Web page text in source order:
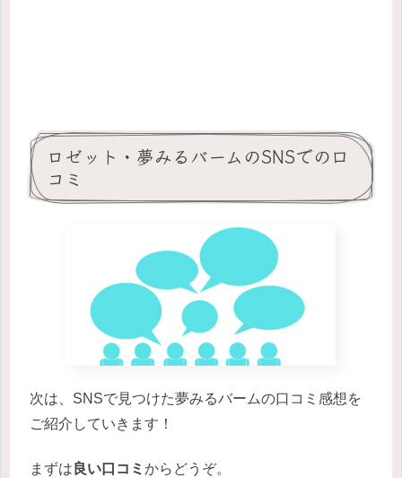
ロゼット・夢みるバームのSNSでの口
コミ
次は、SNSで見つけた夢みるバームの口コミ感想を
ご紹介していきます！
まずは 良い口コミ からどうぞ。